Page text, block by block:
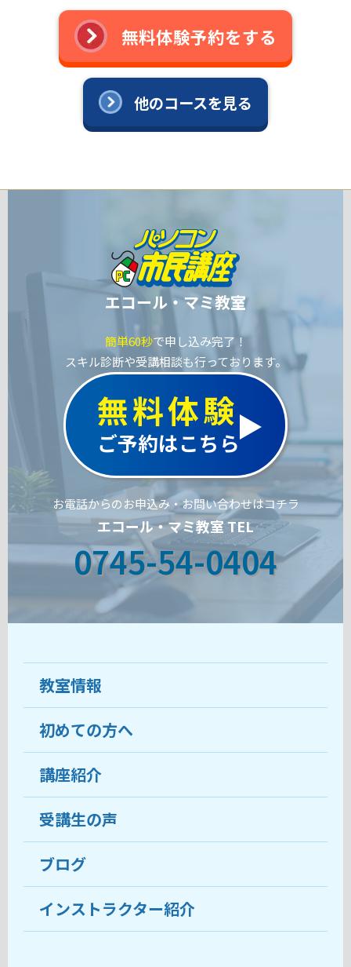
無料体験予約をする
他のコースを見る
エコール・マミ教室
簡単60秒で申し込み完了！
スキル診断や受講相談も行っております。
無料体験
ご予約はこちら
お電話からのお申込み・お問い合わせはコチラ
エコール・マミ教室 TEL
0745-54-0404
教室情報
教室について
受講生の声
おすすめ・人気の講座
目的から講座を探す
教室ブログ
初めての方へ
ココがおすすめ
料金
受講までの流れ
よくあるご質問
講座紹介
受講生の声
ブログ
インストラクター紹介